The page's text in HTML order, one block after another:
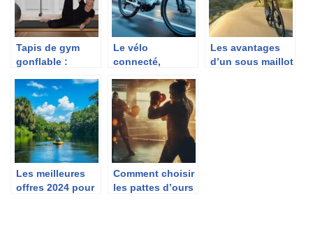
Tapis de gym
gonflable :
bien choisir
Le vélo
connecté,
professionnels
du cycle
Les avantages
d’un sous maillot
Les meilleures
offres 2024 pour
Comment choisir
les pattes d’ours